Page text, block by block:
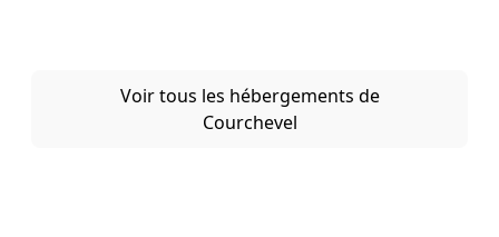
Voir tous les hébergements de
Courchevel